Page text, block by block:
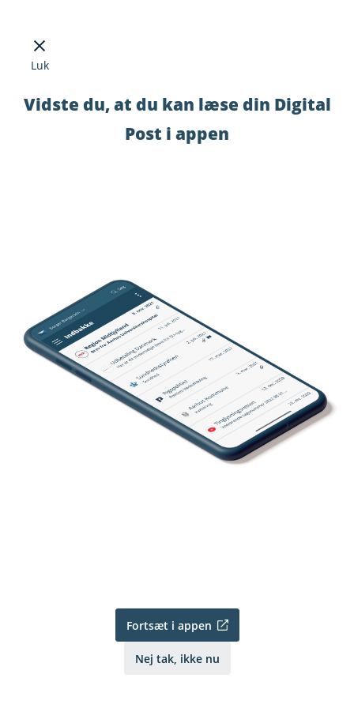
Luk
Vidste du, at du kan læse din Digital
Post i appen
Fortsæt i appen
Nej tak, ikke nu